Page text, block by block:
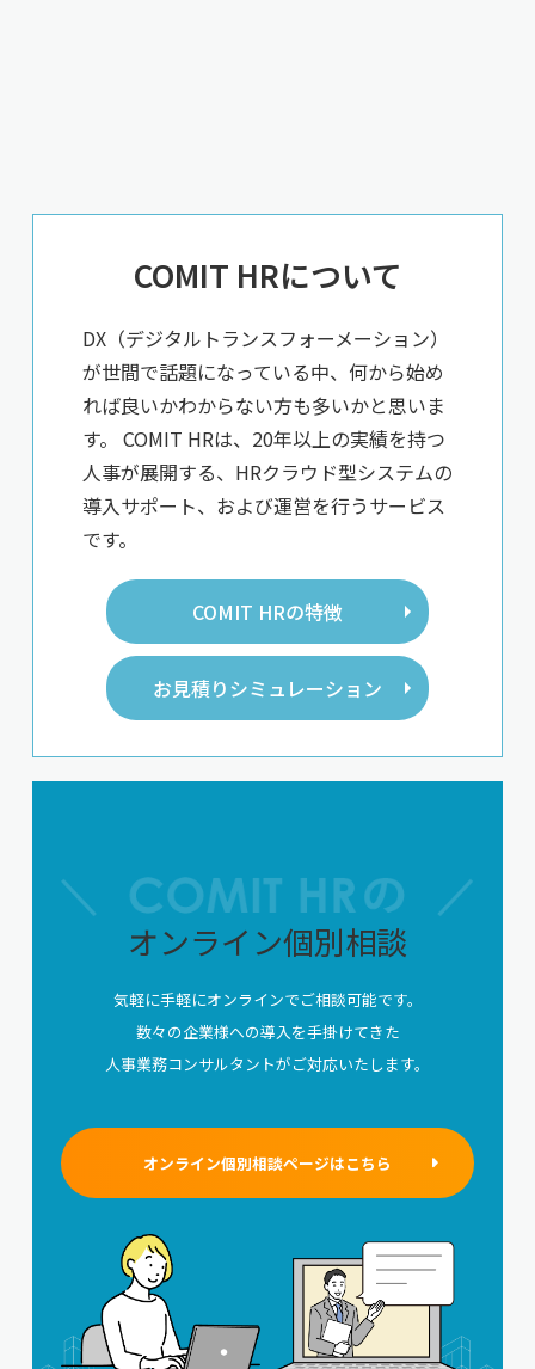
COMIT HRについて
DX（デジタルトランスフォーメーション）
が世間で話題になっている中、何から始め
れば良いかわからない方も多いかと思いま
す。 COMIT HRは、20年以上の実績を持つ
人事が展開する、HRクラウド型システムの
導入サポート、および運営を行うサービス
です。
COMIT HRの特徴
お見積りシミュレーション
オンライン個別相談
気軽に手軽にオンラインでご相談可能です。
数々の企業様への導入を手掛けてきた
人事業務コンサルタントがご対応いたします。
オンライン個別相談ページはこちら